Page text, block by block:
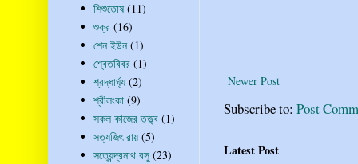
Newer Post
Subscribe to: Post
Latest Post
শিশুতোষ (11)
শুক্র (16)
শেন ইউন (1)
শ্বেতবিবর (1)
শ্রদ্ধার্ঘ্য (2)
শ্রীলংকা (9)
সকল কাজের তত্ত্ব (1)
সত্যজিৎ রায় (5)
সত্যেন্দ্রনাথ বসু (23)